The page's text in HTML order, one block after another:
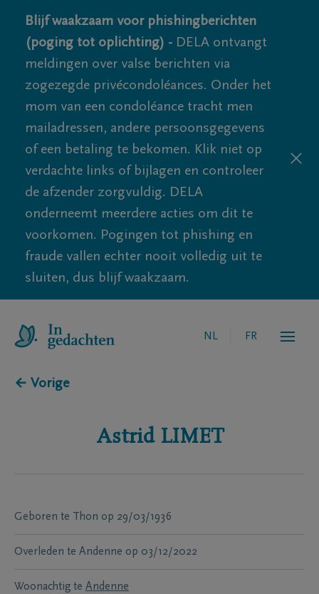
Blijf waakzaam voor phishingberichten
(poging tot oplichting) - DELA ontvangt
meldingen over valse berichten via
zogezegde privécondoléances. Onder het
mom van een condoléance tracht men
mailadressen, andere persoonsgegevens
of een betaling te bekomen. Klik niet op
verdachte links of bijlagen en controleer
de afzender zorgvuldig. DELA
onderneemt meerdere acties om dit te
voorkomen. Pogingen tot phishing en
fraude vallen echter nooit volledig uit te
sluiten, dus blijf waakzaam.
NL FR
← Vorige
Astrid LIMET
Geboren te Thon op 29/03/1936
Overleden te Andenne op 03/12/2022
Woonachtig te Andenne